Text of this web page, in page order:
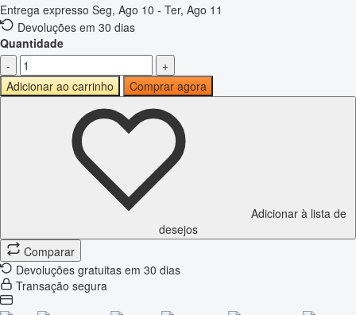
Entrega expresso Seg, Ago 10 - Ter, Ago 11
Devoluções em 30 dias
Quantidade
-
+
Adicionar ao carrinho
Comprar agora
Adicionar à lista de
desejos
Comparar
Devoluções gratuitas em 30 dias
Transação segura